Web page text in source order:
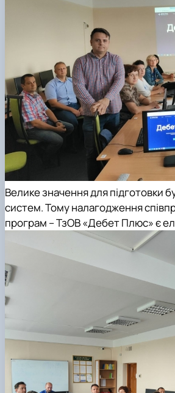
Велике значення для підготовки
систем. Тому налагодження
програм – ТзОВ «Дебет Плюс» є